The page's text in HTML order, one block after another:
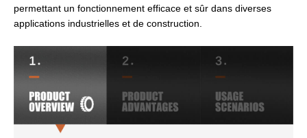
permettant un fonctionnement efficace et sûr dans diverses
applications industrielles et de construction.